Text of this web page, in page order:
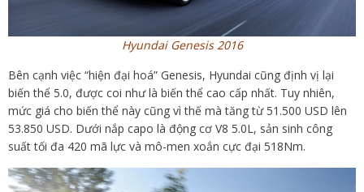
Hyundai Genesis 2016
Bên cạnh việc “hiện đại hoá” Genesis, Hyundai cũng định vị lại
biến thể 5.0, được coi như là biến thể cao cấp nhất. Tuy nhiên,
mức giá cho biến thể này cũng vì thế mà tăng từ 51.500 USD lên
53.850 USD. Dưới nắp capo là động cơ V8 5.0L, sản sinh công
suất tối đa 420 mã lực và mô-men xoắn cực đại 518Nm.